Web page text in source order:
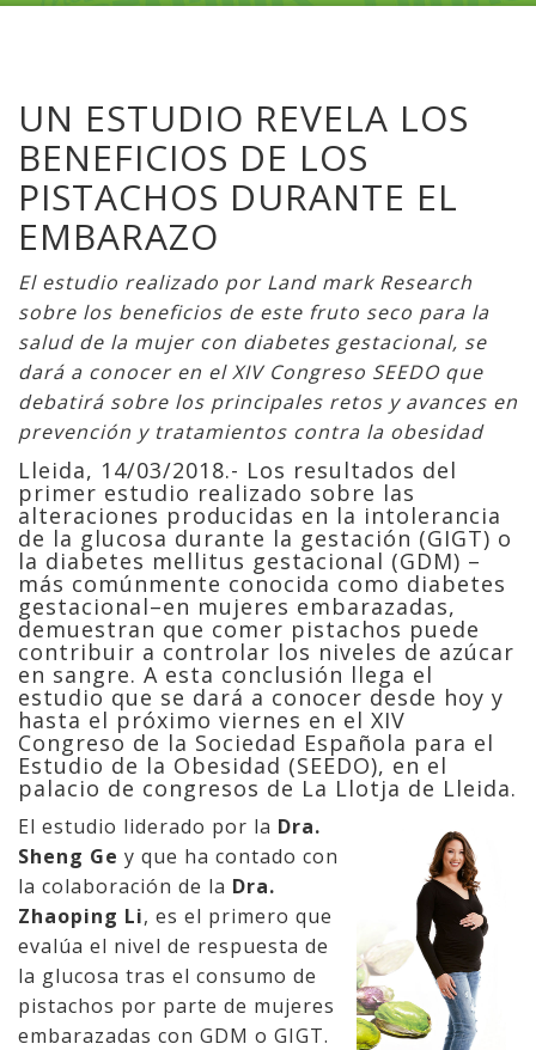
UN ESTUDIO REVELA LOS
BENEFICIOS DE LOS
PISTACHOS DURANTE EL
EMBARAZO
El estudio realizado por Land mark Research
sobre los beneficios de este fruto seco para la
salud de la mujer con diabetes gestacional, se
dará a conocer en el XIV Congreso SEEDO que
debatirá sobre los principales retos y avances en
prevención y tratamientos contra la obesidad
Lleida, 14/03/2018.- Los resultados del
primer estudio realizado sobre las
alteraciones producidas en la intolerancia
de la glucosa durante la gestación (GIGT) o
la diabetes mellitus gestacional (GDM) –
más comúnmente conocida como diabetes
gestacional–en mujeres embarazadas,
demuestran que comer pistachos puede
contribuir a controlar los niveles de azúcar
en sangre. A esta conclusión llega el
estudio que se dará a conocer desde hoy y
hasta el próximo viernes en el XIV
Congreso de la Sociedad Española para el
Estudio de la Obesidad (SEEDO), en el
palacio de congresos de La Llotja de Lleida.
El estudio liderado por la Dra.
Sheng Ge y que ha contado con
la colaboración de la Dra.
Zhaoping Li, es el primero que
evalúa el nivel de respuesta de
la glucosa tras el consumo de
pistachos por parte de mujeres
embarazadas con GDM o GIGT.